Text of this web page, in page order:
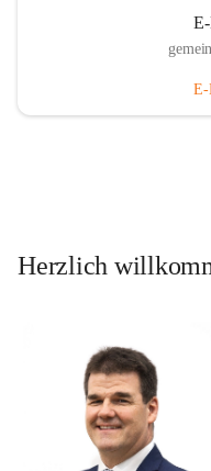
E-
Herzlich